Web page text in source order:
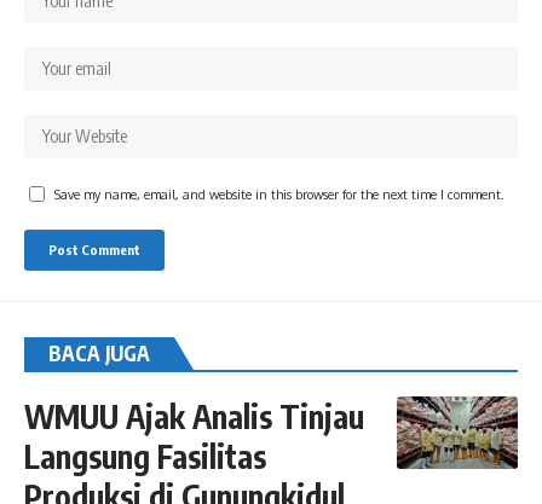
Save my name, email, and website in this browser for the next time I comment.
BACA JUGA
WMUU Ajak Analis Tinjau
Langsung Fasilitas